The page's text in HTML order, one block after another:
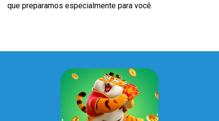
que preparamos especialmente para você.